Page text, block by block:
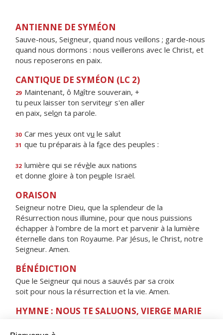
ANTIENNE DE SYMÉON
Sauve-nous, Seigneur, quand nous veillons ; garde-nous
quand nous dormons : nous veillerons avec le Christ, et
nous reposerons en paix.
CANTIQUE DE SYMÉON (LC 2)
29 Maintenant, ô Maître souverain, +
tu peux laisser ton serviteur s'en aller
en paix, selon ta parole.
30 Car mes yeux ont vu le salut
31 que tu préparais à la face des peuples :
32 lumière qui se révèle aux nations
et donne gloire à ton peuple Israël.
ORAISON
Seigneur notre Dieu, que la splendeur de la
Résurrection nous illumine, pour que nous puissions
échapper à l’ombre de la mort et parvenir à la lumière
éternelle dans ton Royaume. Par Jésus, le Christ, notre
Seigneur. Amen.
BÉNÉDICTION
Que le Seigneur qui nous a sauvés par sa croix
soit pour nous la résurrection et la vie. Amen.
HYMNE : NOUS TE SALUONS, VIERGE MARIE